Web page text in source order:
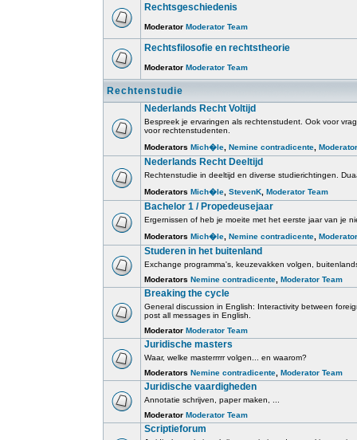
Rechtsgeschiedenis
Moderator Moderator Team
Rechtsfilosofie en rechtstheorie
Moderator Moderator Team
Rechtenstudie
Nederlands Recht Voltijd
Bespreek je ervaringen als rechtenstudent. Ook voor
voor rechtenstudenten.
Moderators Mich�le Nemine contradicente
Nederlands Recht Deeltijd
Rechtenstudie in deeltijd en diverse studierichtingen.
Moderators Mich�le StevenK Moderator Team
Bachelor 1 / Propedeusejaar
Ergernissen of heb je moeite met het eerste jaar van je
Moderators Mich�le Nemine contradicente
Studeren in het buitenland
Exchange programma's, keuzevakken volgen,
Moderators Nemine contradicente Moderator Team
Breaking the cycle
General discussion in English: Interactivity between
post all messages in English.
Moderator Moderator Team
Juridische masters
Waar, welke masterrrrr volgen... en waarom?
Moderators Nemine contradicente Moderator Team
Juridische vaardigheden
Annotatie schrijven, paper maken, ...
Moderator Moderator Team
Scriptieforum